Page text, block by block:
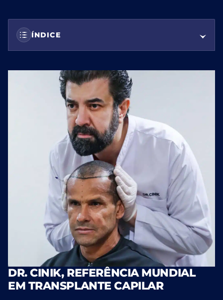
ÍNDICE
DR. CINIK, REFERÊNCIA MUNDIAL
EM TRANSPLANTE CAPILAR